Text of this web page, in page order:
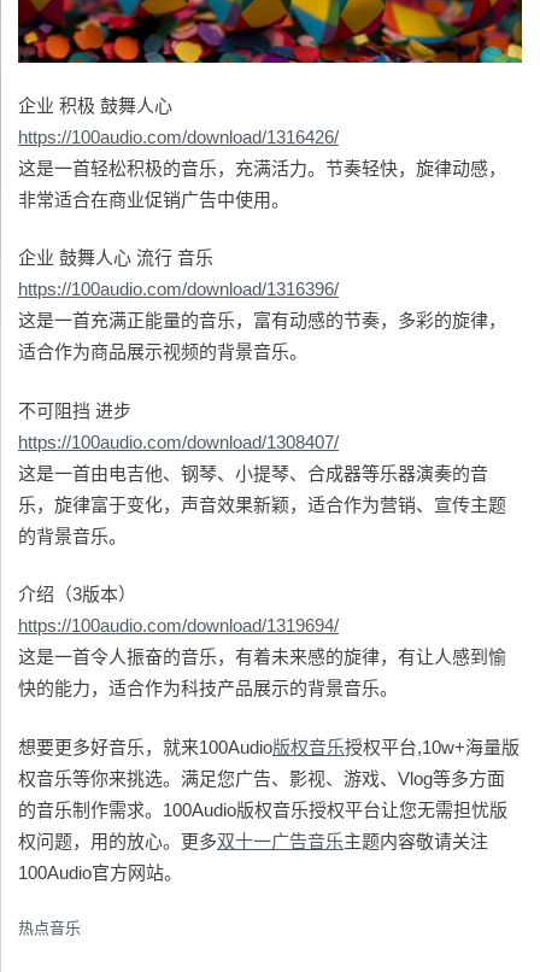
企业 积极 鼓舞人心
https://100audio.com/download/1316426/
这是一首轻松积极的音乐，充满活力。节奏轻快，旋律动感，
非常适合在商业促销广告中使用。
企业 鼓舞人心 流行 音乐
https://100audio.com/download/1316396/
这是一首充满正能量的音乐，富有动感的节奏，多彩的旋律，
适合作为商品展示视频的背景音乐。
不可阻挡 进步
https://100audio.com/download/1308407/
这是一首由电吉他、钢琴、小提琴、合成器等乐器演奏的音
乐，旋律富于变化，声音效果新颖，适合作为营销、宣传主题
的背景音乐。
介绍（3版本）
https://100audio.com/download/1319694/
这是一首令人振奋的音乐，有着未来感的旋律，有让人感到愉
快的能力，适合作为科技产品展示的背景音乐。
想要更多好音乐，就来100Audio版权音乐授权平台,10w+海量版
权音乐等你来挑选。满足您广告、影视、游戏、Vlog等多方面
的音乐制作需求。100Audio版权音乐授权平台让您无需担忧版
权问题，用的放心。更多双十一广告音乐主题内容敬请关注
100Audio官方网站。
热点音乐